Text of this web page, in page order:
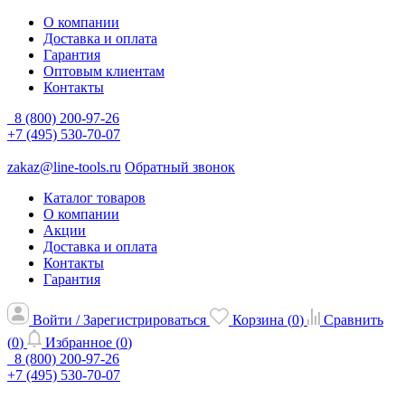
О компании
Доставка и оплата
Гарантия
Оптовым клиентам
Контакты
8 (800) 200-97-26
+7 (495) 530-70-07
zakaz@line-tools.ru Обратный звонок
Каталог товаров
О компании
Акции
Доставка и оплата
Контакты
Гарантия
Войти / Зарегистрироваться Корзина (0)
Сравнить
(0) Избранное (0)
8 (800) 200-97-26
+7 (495) 530-70-07